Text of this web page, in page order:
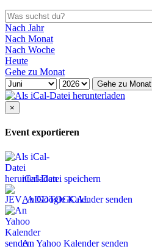
Nach Jahr
Nach Monat
Nach Woche
Heute
Gehe zu Monat
Gehe zu Monat
×
Event exportieren
iCal-Datei speichern
An Google Kalender senden
An Yahoo Kalender senden